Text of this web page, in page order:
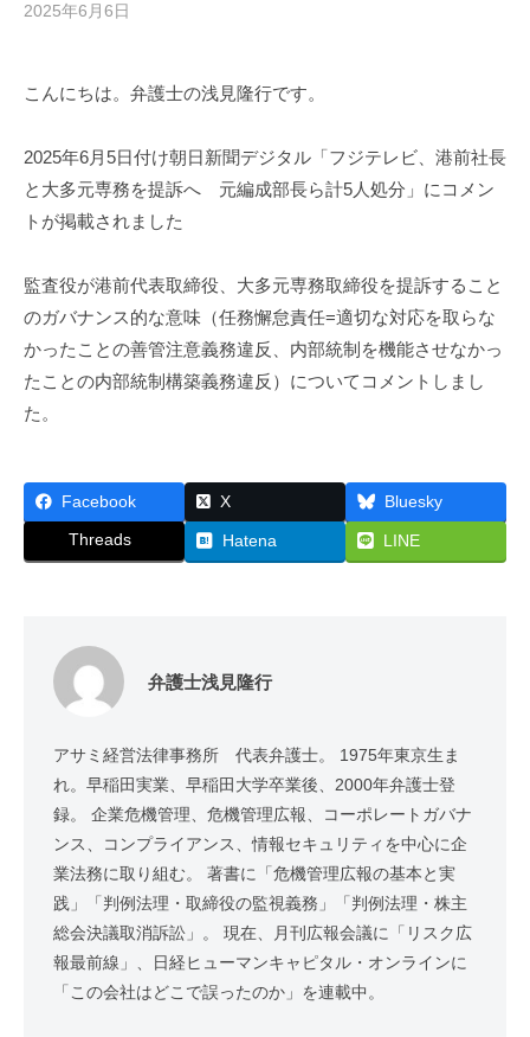
2025年6月6日
護
浅
見
こんにちは。弁護士の浅見隆行です。
2025年6月5日付け朝日新聞デジタル「フジテレビ、港前社長
と大多元専務を提訴へ 元編成部長ら計5人処分」にコメン
トが掲載されました
監査役が港前代表取締役、大多元専務取締役を提訴すること
のガバナンス的な意味（任務懈怠責任=適切な対応を取らな
かったことの善管注意義務違反、内部統制を機能させなかっ
たことの内部統制構築義務違反）についてコメントしまし
た。
Facebook X Bluesky
Threads Hatena LINE
弁護士浅見隆行
アサミ経営法律事務所 代表弁護士。 1975年東京生ま
れ。早稲田実業、早稲田大学卒業後、2000年弁護士登
録。 企業危機管理、危機管理広報、コーポレートガバナ
ンス、コンプライアンス、情報セキュリティを中心に企
業法務に取り組む。 著書に「危機管理広報の基本と実
践」「判例法理・取締役の監視義務」「判例法理・株主
総会決議取消訴訟」。 現在、月刊広報会議に「リスク広
報最前線」、日経ヒューマンキャピタル・オンラインに
「この会社はどこで誤ったのか」を連載中。